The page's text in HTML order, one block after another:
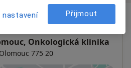
Onkologická klinika
Olomouc 775 20
nastavení Přijmout